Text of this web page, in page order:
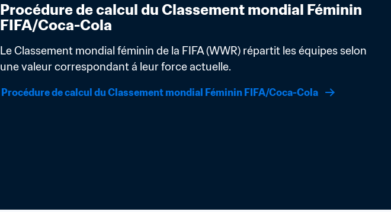
Procédure de calcul du Classement mondial Féminin
FIFA/Coca-Cola
Le Classement mondial féminin de la FIFA (WWR) répartit les équipes selon
une valeur correspondant á leur force actuelle.
Procédure de calcul du Classement mondial Féminin FIFA/Coca-Cola